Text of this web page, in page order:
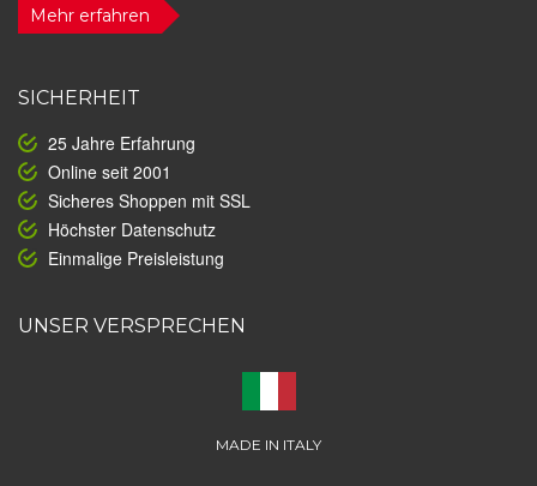
Mehr erfahren
SICHERHEIT
25 Jahre Erfahrung
Online seit 2001
Sicheres Shoppen mit SSL
Höchster Datenschutz
Einmalige Preisleistung
UNSER VERSPRECHEN
MADE IN ITALY